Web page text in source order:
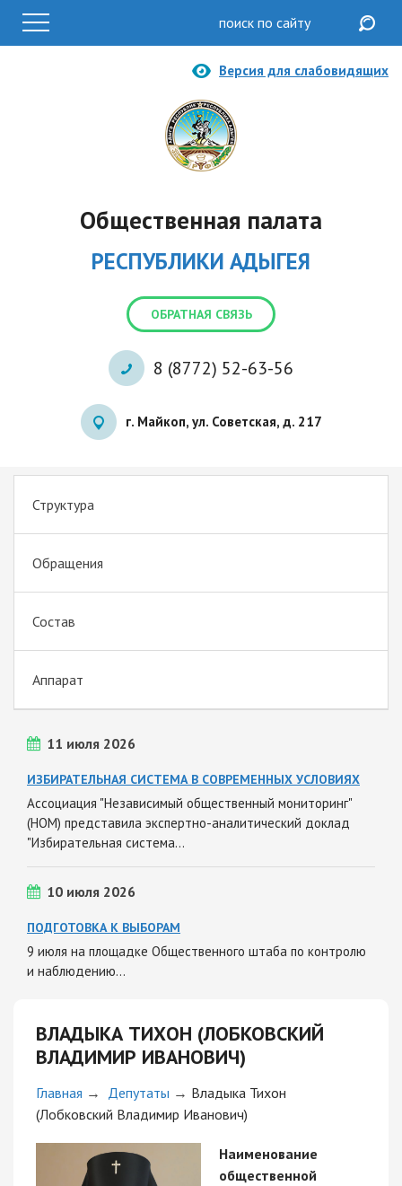
Общественная палата
РЕСПУБЛИКИ АДЫГЕЯ
ОБРАТНАЯ СВЯЗЬ
8 (8772) 52-63-56
г. Майкоп, ул. Советская, д. 217
Версия для слабовидящих
Структура
Обращения
Состав
Аппарат
11 июля 2026
ИЗБИРАТЕЛЬНАЯ СИСТЕМА В СОВРЕМЕННЫХ УСЛОВИЯХ
Ассоциация "Независимый общественный мониторинг"
(НОМ) представила экспертно-аналитический доклад
"Избирательная система…
10 июля 2026
ПОДГОТОВКА К ВЫБОРАМ
9 июля на площадке Общественного штаба по контролю
и наблюдению…
ВЛАДЫКА ТИХОН (ЛОБКОВСКИЙ
ВЛАДИМИР ИВАНОВИЧ)
Главная → Депутаты → Владыка Тихон
(Лобковский Владимир Иванович)
Наименование
общественной